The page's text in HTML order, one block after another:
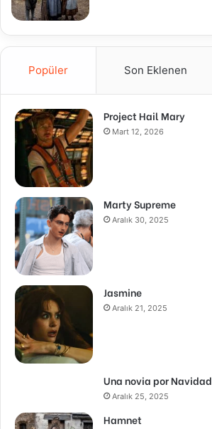
Popüler Son Eklenen
Project Hail Mary
Mart 12, 2026
Marty Supreme
Aralık 30, 2025
Jasmine
Aralık 21, 2025
Una novia por Navidad
Aralık 25, 2025
Hamnet